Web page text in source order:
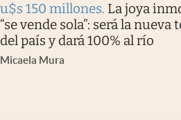
u$s 150 millones. La joya
“se vende sola”: será la
del país y dará 100% al río
Micaela Mura